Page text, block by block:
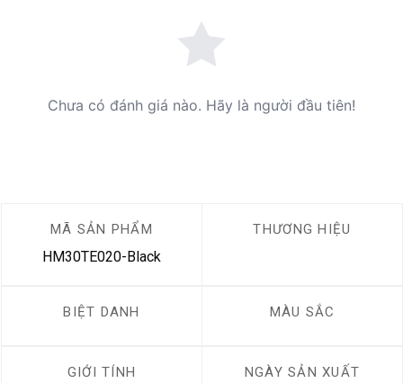
Chưa có đánh giá nào. Hãy là người đầu tiên!
MÃ SẢN PHẨM
HM30TE020-Black
THƯƠNG HIỆU
BIỆT DANH MÀU SẮC
GIỚI TÍNH NGÀY SẢN XUẤT